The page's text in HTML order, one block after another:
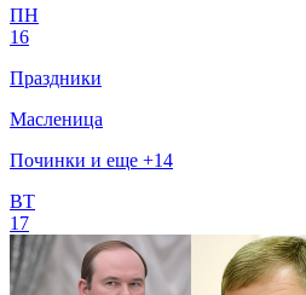
ПН
16
Праздники
Масленица
Починки и еще +14
ВТ
17